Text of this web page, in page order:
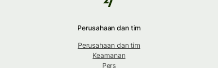
Perusahaan dan tim
Perusahaan dan tim
Keamanan
Pers